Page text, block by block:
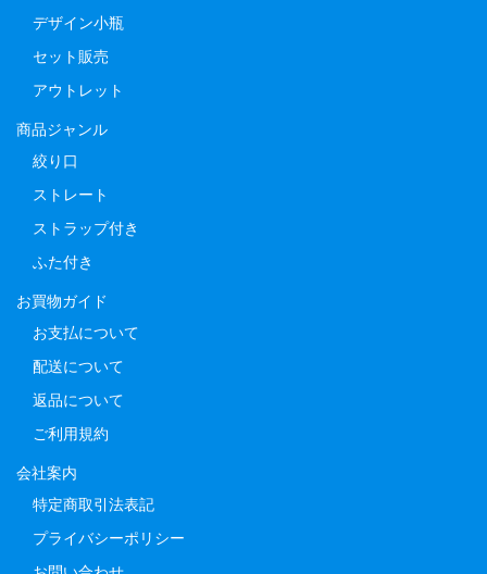
デザイン小瓶
セット販売
アウトレット
商品ジャンル
絞り口
ストレート
ストラップ付き
ふた付き
お買物ガイド
お支払について
配送について
返品について
ご利用規約
会社案内
特定商取引法表記
プライバシーポリシー